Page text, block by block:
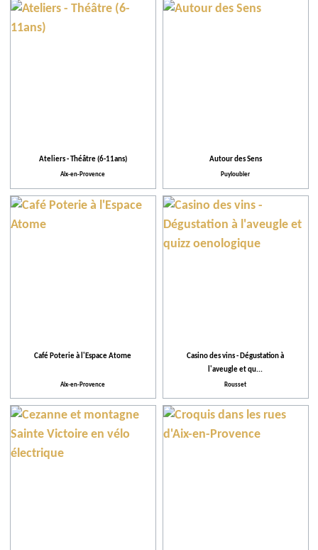
Ateliers - Théâtre (6-11ans)
Aix-en-Provence
Autour des Sens
Puyloubier
Café Poterie à l'Espace Atome
Aix-en-Provence
Casino des vins - Dégustation à
l'aveugle et qu...
Rousset